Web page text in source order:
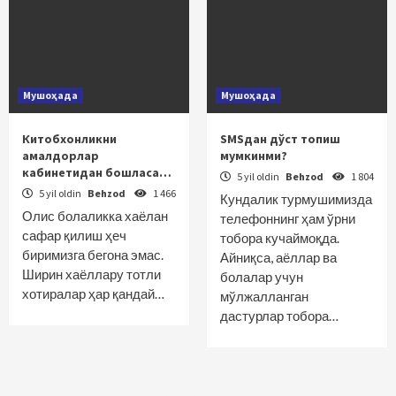
Мушоҳада
Китобхонликни
амалдорлар
кабинетидан бошласа…
5 yil oldin Behzod 1 466
Олис болаликка хаёлан
сафар қилиш ҳеч
биримизга бегона эмас.
Ширин хаёллару тотли
хотиралар ҳар қандай…
Мушоҳада
SMSдан дўст топиш
мумкинми?
5 yil oldin Behzod 1 804
Кундалик турмушимизда
телефоннинг ҳам ўрни
тобора кучаймоқда.
Айниқса, аёллар ва
болалар учун
мўлжалланган
дастурлар тобора…